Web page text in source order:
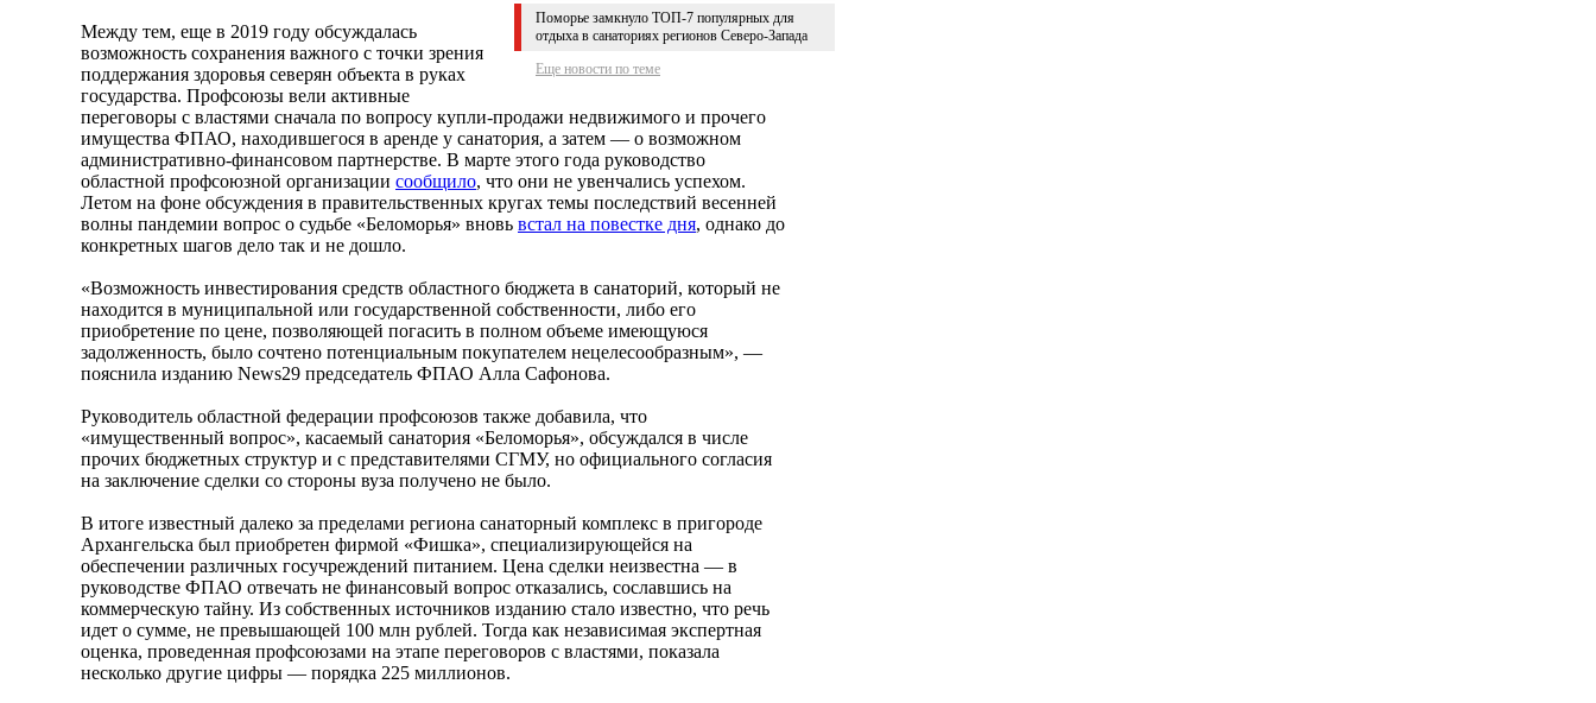
Поморье замкнуло ТОП-7 популярных для
отдыха в санаториях регионов Северо-Запада
Еще новости по теме
Между тем, еще в 2019 году обсуждалась
возможность сохранения важного с точки зрения
поддержания здоровья северян объекта в руках
государства. Профсоюзы вели активные
переговоры с властями сначала по вопросу купли-продажи недвижимого и прочего
имущества ФПАО, находившегося в аренде у санатория, а затем — о возможном
административно-финансовом партнерстве. В марте этого года руководство
областной профсоюзной организации сообщило, что они не увенчались успехом.
Летом на фоне обсуждения в правительственных кругах темы последствий весенней
волны пандемии вопрос о судьбе «Беломорья» вновь встал на повестке дня, однако до
конкретных шагов дело так и не дошло.
«Возможность инвестирования средств областного бюджета в санаторий, который не
находится в муниципальной или государственной собственности, либо его
приобретение по цене, позволяющей погасить в полном объеме имеющуюся
задолженность, было сочтено потенциальным покупателем нецелесообразным», —
пояснила изданию News29 председатель ФПАО Алла Сафонова.
Руководитель областной федерации профсоюзов также добавила, что
«имущественный вопрос», касаемый санатория «Беломорья», обсуждался в числе
прочих бюджетных структур и с представителями СГМУ, но официального согласия
на заключение сделки со стороны вуза получено не было.
В итоге известный далеко за пределами региона санаторный комплекс в пригороде
Архангельска был приобретен фирмой «Фишка», специализирующейся на
обеспечении различных госучреждений питанием. Цена сделки неизвестна — в
руководстве ФПАО отвечать не финансовый вопрос отказались, сославшись на
коммерческую тайну. Из собственных источников изданию стало известно, что речь
идет о сумме, не превышающей 100 млн рублей. Тогда как независимая экспертная
оценка, проведенная профсоюзами на этапе переговоров с властями, показала
несколько другие цифры — порядка 225 миллионов.